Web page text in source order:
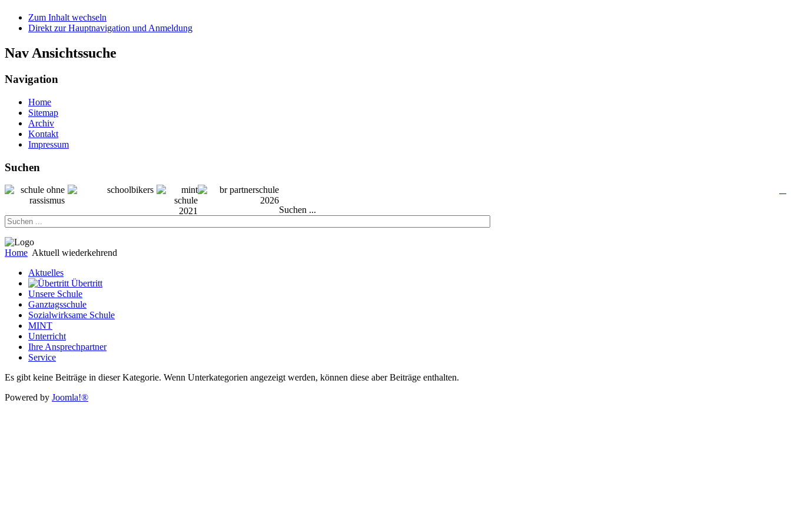
Zum Inhalt wechseln
Direkt zur Hauptnavigation und Anmeldung
Nav Ansichtssuche
Navigation
Home
Sitemap
Archiv
Kontakt
Impressum
Suchen
Suchen ...
Home Aktuell wiederkehrend
Aktuelles
Übertritt
Unsere Schule
Ganztagsschule
Sozialwirksame Schule
MINT
Unterricht
Ihre Ansprechpartner
Service
Es gibt keine Beiträge in dieser Kategorie. Wenn Unterkategorien angezeigt werden, können diese aber Beiträge enthalten.
Powered by Joomla!®